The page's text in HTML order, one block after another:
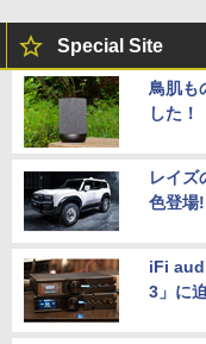
Special Site
鳥肌も
した！
レイズ
色登場
iFi
3」に